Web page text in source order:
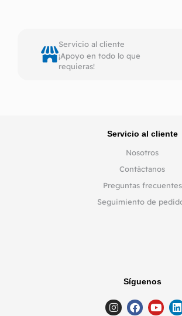
Servicio al cliente
¡Apoyo en todo lo que
requieras!
Servicio al cliente
Nosotros
Contáctanos
Preguntas frecuentes
Seguimiento de
Síguenos